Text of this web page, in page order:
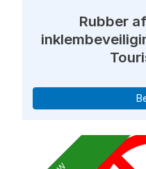
Rubber